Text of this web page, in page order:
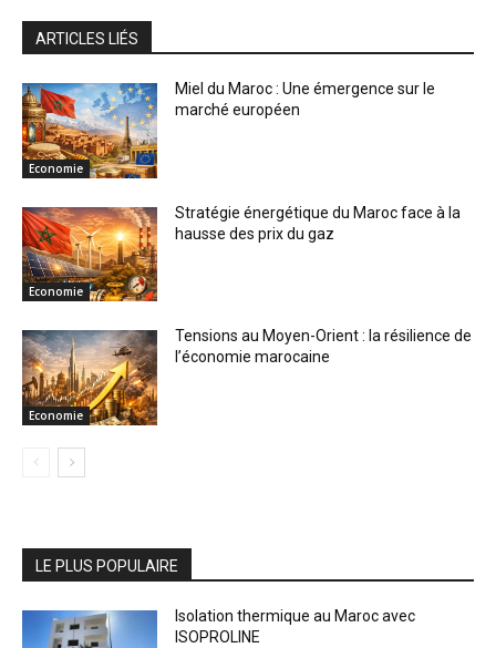
ARTICLES LIÉS
Economie
Miel du Maroc : Une émergence sur le
marché européen
Economie
Stratégie énergétique du Maroc face à la
hausse des prix du gaz
Economie
Tensions au Moyen-Orient : la résilience de
l’économie marocaine
LE PLUS POPULAIRE
Isolation thermique au Maroc avec
ISOPROLINE